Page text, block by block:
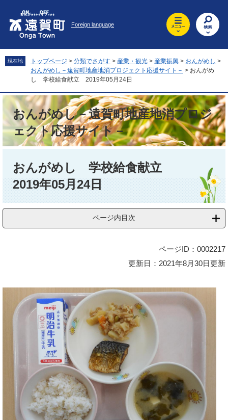
先
頭
。
を
飛
て
へ
Foreign language
現在地 トップページ > 分類でさがす > 産業・観光 > 産業振興 > おんがめし >
おんがめし－遠賀町地産地消プロジェクト応援サイト－ > おんがめ
し 学校給食献立 2019年05月24日
おんがめし－遠賀町地産地消プロジ
ェクト応援サイト－
おんがめし 学校給食献立
2019年05月24日
ページ内目次
ページID：0002217
更新日：2021年8月30日更新